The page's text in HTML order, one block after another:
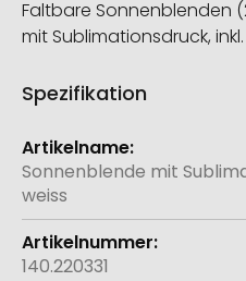
Faltbare Sonnenblenden
mit Sublimationsdruck,
Spezifikation
Weitere
Informationen
Sonnenblende mit
weiss
140.220331